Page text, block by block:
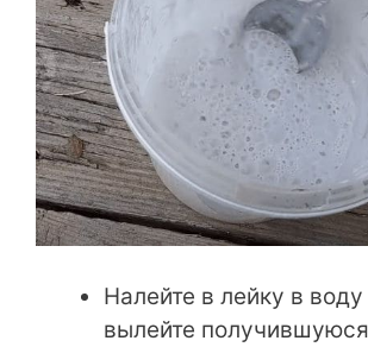
Налейте в лейку в воду
вылейте